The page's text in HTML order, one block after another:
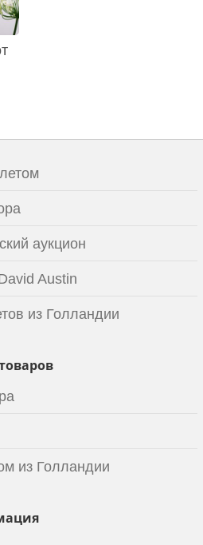
аукцион
Austin
из Голландии
из Голландии